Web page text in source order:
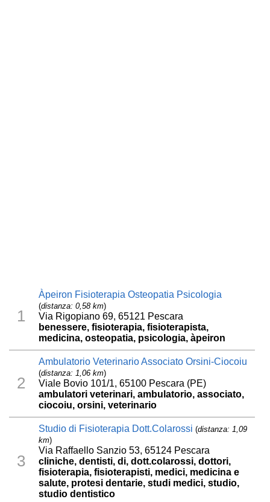
1
Àpeiron Fisioterapia Osteopatia Psicologia
(distanza: 0,58 km)
Via Rigopiano 69, 65121 Pescara
benessere, fisioterapia, fisioterapista,
medicina, osteopatia, psicologia, àpeiron
2
Ambulatorio Veterinario Associato Orsini-Ciocoiu
(distanza: 1,06 km)
Viale Bovio 101/1, 65100 Pescara (PE)
ambulatori veterinari, ambulatorio, associato,
ciocoiu, orsini, veterinario
3
Studio di Fisioterapia Dott.Colarossi (distanza: 1,09
km)
Via Raffaello Sanzio 53, 65124 Pescara
cliniche, dentisti, di, dott.colarossi, dottori,
fisioterapia, fisioterapisti, medici, medicina e
salute, protesi dentarie, studi medici, studio,
studio dentistico